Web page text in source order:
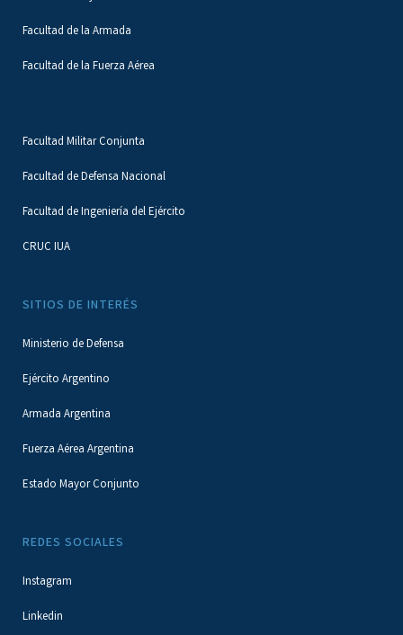
Facultad de la Armada
Facultad de la Fuerza Aérea
Facultad Militar Conjunta
Facultad de Defensa Nacional
Facultad de Ingeniería del Ejército
CRUC IUA
SITIOS DE INTERÉS
Ministerio de Defensa
Ejército Argentino
Armada Argentina
Fuerza Aérea Argentina
Estado Mayor Conjunto
REDES SOCIALES
Instagram
Linkedin